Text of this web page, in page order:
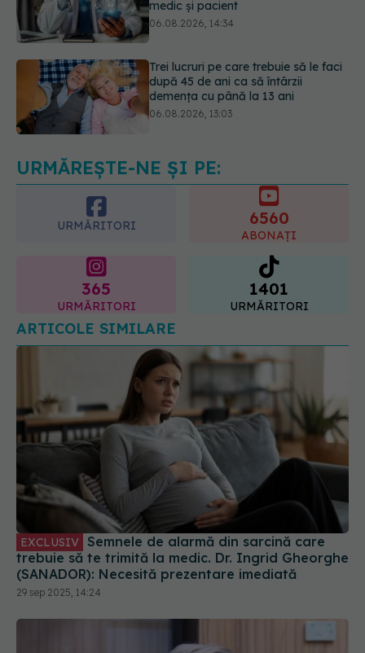
Trei lucruri pe care trebuie să le faci
06.08.2026, 13:03
Colebil și Panzcebil, blocate
06.08.2026, 16:37
URMĂREȘTE-NE ȘI PE:
URMĂRITORI 6560
ABONAȚI
365
URMĂRITORI
1401
URMĂRITORI
ARTICOLE SIMILARE
EXCLUSIV
trebuie să te trimită la medic. Dr. Ingrid Gheorghe
(SANADOR): Necesită prezentare imediată
29 sep 2025, 14:24